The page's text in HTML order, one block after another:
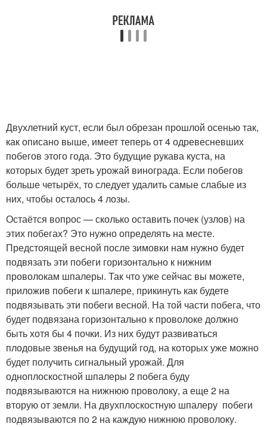
Двухлетний куст, если был обрезан прошлой осенью так,
как описано выше, имеет теперь от 4 одревесневших
побегов этого года. Это будущие рукава куста, на
которых будет зреть урожай винограда. Если побегов
больше четырёх, то следует удалить самые слабые из
них, чтобы осталось 4 лозы.
Остаётся вопрос — сколько оставить почек (узлов) на
этих побегах? Это нужно определять на месте.
Предстоящей весной после зимовки нам нужно будет
подвязать эти побеги горизонтально к нижним
проволокам шпалеры. Так что уже сейчас вы можете,
приложив побеги к шпалере, прикинуть как будете
подвязывать эти побеги весной. На той части побега, что
будет подвязана горизонтально к проволоке должно
быть хотя бы 4 почки. Из них будут развиваться
плодовые звенья на будущий год, на которых уже можно
будет получить сигнальный урожай. Для
одноплоскостной шпалеры 2 побега буду
подвязываются на нижнюю проволоку, а еще 2 на
вторую от земли. На двухплоскостную шпалеру побеги
подвязываются по 2 на каждую нижнюю проволоку.